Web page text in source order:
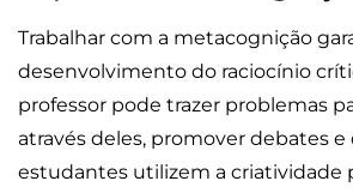
Trabalhar com a metacognição
desenvolvimento do raciocínio
professor pode trazer problemas
através deles, promover debates e
estudantes utilizem a criatividade